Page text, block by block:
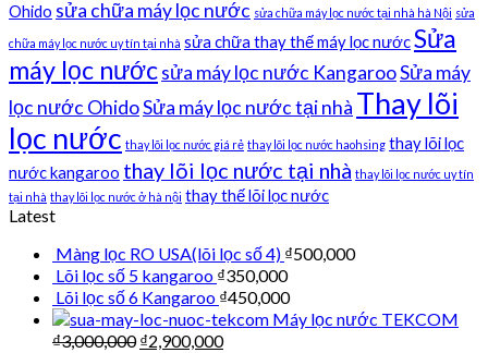
Ohido sửa chữa máy lọc nước sửa chữa máy lọc nước tại nhà hà Nội sửa
chữa máy lọc nước uy tín tại nhà sửa chữa thay thế máy lọc nướcSửa
máy lọc nướcsửa máy lọc nước KangarooSửa máy
lọc nước OhidoSửa máy lọc nước tại nhà Thay lõi
lọc nước thay lõi lọc nước giá rẻ thay lõi lọc nước haohsing thay lõi lọc
nước kangaroo thay lõi lọc nước tại nhà thay lõi lọc nước uy tín
tại nhà thay lõi lọc nước ở hà nội thay thế lõi lọc nước
Latest
Màng lọc RO USA(lõi lọc số 4) ₫500,000
Lõi lọc số 5 kangaroo ₫350,000
Lõi lọc số 6 Kangaroo ₫450,000
Máy lọc nước TEKCOM
₫3,000,000 ₫2,900,000